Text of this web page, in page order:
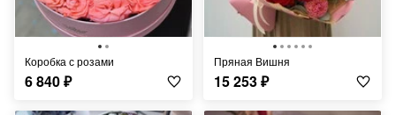
коробка с розами
6 840₽
Пряная Вишня
15 253₽